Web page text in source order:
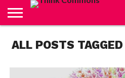
CARRITO
CONTACTO
CRÉDITOS
FINALIZAR
COMPRA
INICIO
LIVE
MI
CUENTA
TIENDA
ALL POSTS